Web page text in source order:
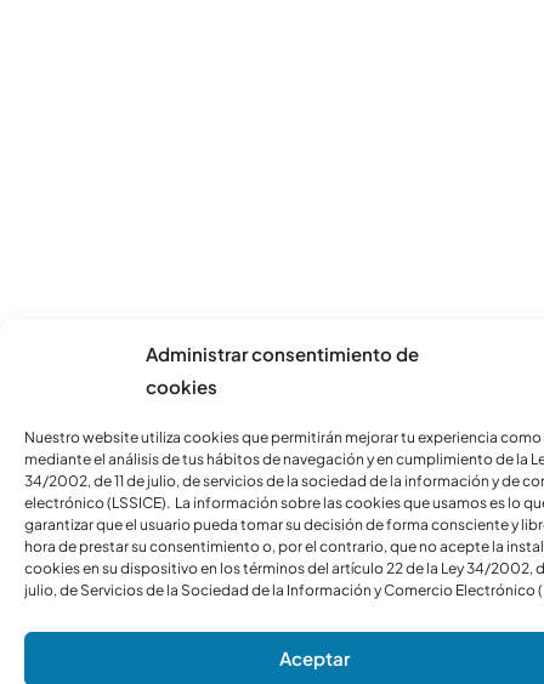
Administrar consentimiento de
cookies
Nuestro website utiliza cookies que permitirán mejorar tu experiencia como
mediante el análisis de tus hábitos de navegación y en cumplimiento de la
34/2002, de 11 de julio, de servicios de la sociedad de la información y de
electrónico (LSSICE). La información sobre las cookies que usamos es lo
garantizar que el usuario pueda tomar su decisión de forma consciente y
hora de prestar su consentimiento o, por el contrario, que no acepte la
cookies en su dispositivo en los términos del artículo 22 de la Ley 34/2002,
julio, de Servicios de la Sociedad de la Información y Comercio Electrónico
Aceptar